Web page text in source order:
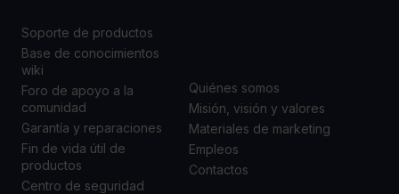
Soporte de productos
Base de conocimientos
wiki
Foro de apoyo a la
comunidad
Garantía y reparaciones
Fin de vida útil de
productos
Centro de seguridad
Quiénes somos
Misión, visión y valores
Materiales de marketing
Empleos
Contactos